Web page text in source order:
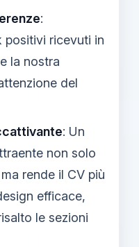
:
positivi ricevuti in
la nostra
del
: Un
non solo
rende il CV più
efficace,
le sezioni